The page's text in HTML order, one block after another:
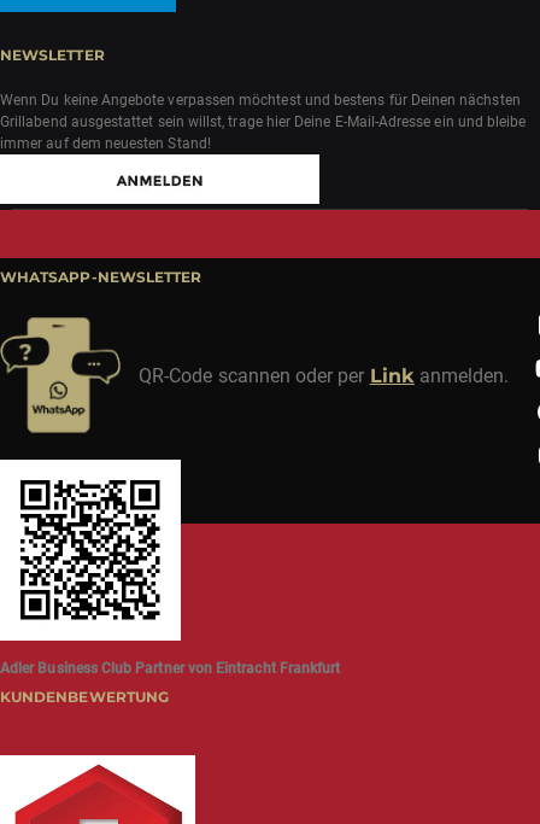
NEWSLETTER
Wenn Du keine Angebote verpassen möchtest und bestens für Deinen nächsten
Grillabend ausgestattet sein willst, trage hier Deine E-Mail-Adresse ein und bleibe
immer auf dem neuesten Stand!
WHATSAPP-NEWSLETTER
QR-Code scannen oder per Linkanmelden.
Adler Business Club Partner von Eintracht Frankfurt
KUNDENBEWERTUNG